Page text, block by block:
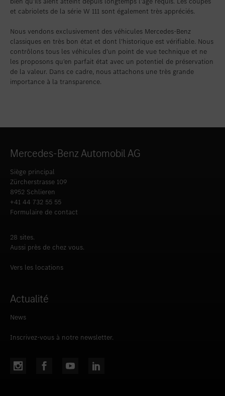
et cabriolets de la série W 111 sont également très appréciés.
Nous vendons exclusivement des véhicules Mercedes-Benz
classiques en très bon état et dont l’historique est vérifiable. Nous
contrôlons tous les véhicules d’un point de vue technique et ne
les proposons qu’en parfait état avec un potentiel de préservation
de la valeur. Dans ce cadre, nous attachons une très grande
importance à la transparence.
Mercedes-Benz Automobil AG
Siège principal
Zürcherstrasse 109
8952 Schlieren
+41 44 732 55 55
Formulaire de contact
28 sites.
Aussi près de chez vous.
Vers les locations
Actualité
News
Inscrivez-vous à notre newsletter.